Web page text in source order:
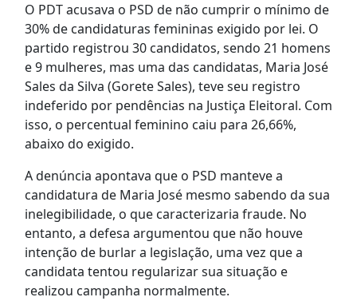
O PDT acusava o PSD de não cumprir o mínimo de
30% de candidaturas femininas exigido por lei. O
partido registrou 30 candidatos, sendo 21 homens
e 9 mulheres, mas uma das candidatas, Maria José
Sales da Silva (Gorete Sales), teve seu registro
indeferido por pendências na Justiça Eleitoral. Com
isso, o percentual feminino caiu para 26,66%,
abaixo do exigido.
A denúncia apontava que o PSD manteve a
candidatura de Maria José mesmo sabendo da sua
inelegibilidade, o que caracterizaria fraude. No
entanto, a defesa argumentou que não houve
intenção de burlar a legislação, uma vez que a
candidata tentou regularizar sua situação e
realizou campanha normalmente.